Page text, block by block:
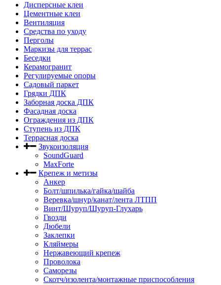
Дисперсные клеи
Цементные клеи
Вентиляция
Средства по уходу
Перголы
Маркизы для террас
Беседки
Керамогранит
Регулируемые опоры
Садовый паркет
Грядки ДПК
Заборная доска ДПК
Фасадная доска
Ограждения из ДПК
Ступень из ДПК
Террасная доска
Звукоизоляция
SoundGuard
MaxForte
Крепеж и метизы
Анкер
Болт/шпилька/гайка/шайба
Веревка/шнур/канат/лента ЛТПП
Винт/Шуруп/Шуруп-Глухарь
Гвозди
Дюбели
Заклепки
Кляймеры
Нержавеющий крепеж
Проволока
Саморезы
Скотч/изолента/монтажные приспособления